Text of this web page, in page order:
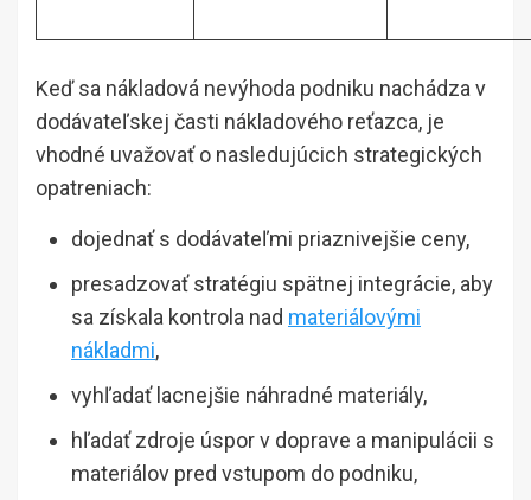
Keď sa nákladová nevýhoda podniku nachádza v
dodávateľskej časti nákladového reťazca, je
vhodné uvažovať o nasledujúcich strategických
opatreniach:
dojednať s dodávateľmi priaznivejšie ceny,
presadzovať stratégiu spätnej integrácie, aby
sa získala kontrola nad materiálovými
nákladmi,
vyhľadať lacnejšie náhradné materiály,
hľadať zdroje úspor v doprave a manipulácii s
materiálov pred vstupom do podniku,